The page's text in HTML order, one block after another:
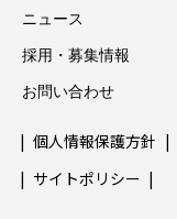
ニュース
採用・募集情報
お問い合わせ
個人情報保護方針
サイトポリシー